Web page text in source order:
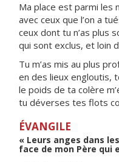
Ma place est parmi les
avec ceux que l’on a
ceux dont tu n’as plus
qui sont exclus, et loin
Tu m’as mis au plus
en des lieux engloutis,
le poids de ta colère
tu déverses tes flots
ÉVANGILE
« Leurs anges dans
face de mon Père qui